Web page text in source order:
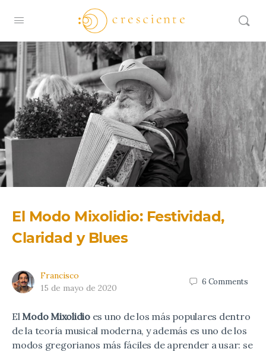
El Modo Mixolidio: Festividad,
Claridad y Blues
Francisco
15 de mayo de 2020
6 Comments
El Modo Mixolidioes uno de los más populares dentro
de la teoría musical moderna, y además es uno de los
modos gregorianos más fáciles de aprender a usar: se